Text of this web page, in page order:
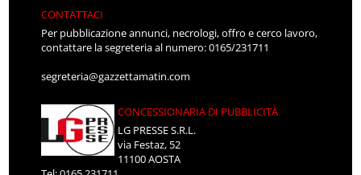
CONTATTACI
Per pubblicazione annunci, necrologi, offro e cerco lavoro,
contattare la segreteria al numero: 0165/231711
segreteria@gazzettamatin.com
CONCESSIONARIA DI PUBBLICITÀ
LG PRESSE S.R.L.
via Festaz, 52
11100 AOSTA